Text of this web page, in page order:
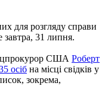
для розгляду справи
31 липня.
США Роберт
осіб на місці свідків у
зокрема,